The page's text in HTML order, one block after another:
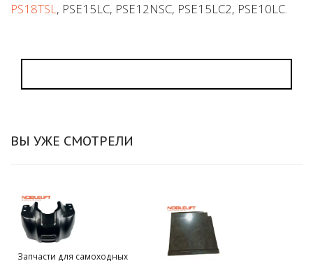
PS18TSL, PSE15LC, PSE12NSC, PSE15LC2, PSE10LC.
ВЫ УЖЕ СМОТРЕЛИ
Запчасти для самоходных